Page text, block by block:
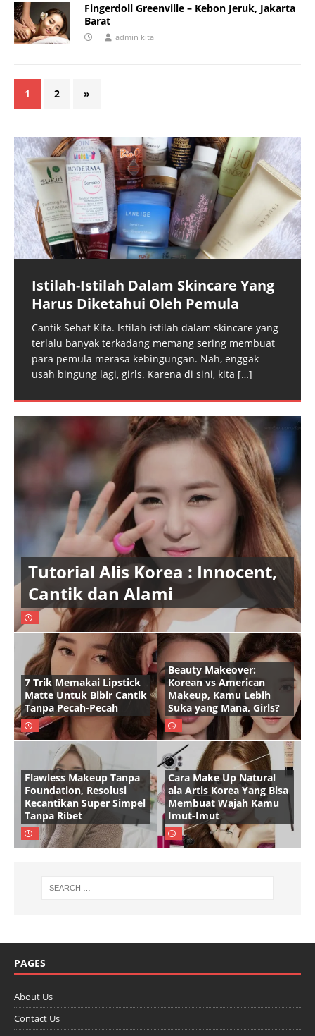
Fingerdoll Greenville – Kebon Jeruk, Jakarta
Barat
admin kita
1 2 »
Istilah-Istilah Dalam Skincare Yang
Harus Diketahui Oleh Pemula
Cantik Sehat Kita. Istilah-istilah dalam skincare yang
terlalu banyak terkadang memang sering membuat
para pemula merasa kebingungan. Nah, enggak
usah bingung lagi, girls. Karena di sini, kita […]
Tutorial Alis Korea : Innocent,
Cantik dan Alami
7 Trik Memakai Lipstick
Matte Untuk Bibir Cantik
Tanpa Pecah-Pecah
Beauty Makeover:
Korean vs American
Makeup, Kamu Lebih
Suka yang Mana, Girls?
Flawless Makeup Tanpa
Foundation, Resolusi
Kecantikan Super Simpel
Tanpa Ribet
Cara Make Up Natural
ala Artis Korea Yang Bisa
Membuat Wajah Kamu
Imut-Imut
PAGES
About Us
Contact Us